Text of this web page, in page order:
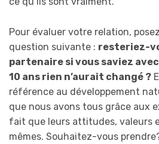
Pour évaluer votre relation,
question suivante : resteriez-
partenaire si vous saviez
10 ans rien n’aurait changé ?
référence au développement
que nous avons tous grâce aux
fait que leurs attitudes, valeurs
mêmes. Souhaitez-vous